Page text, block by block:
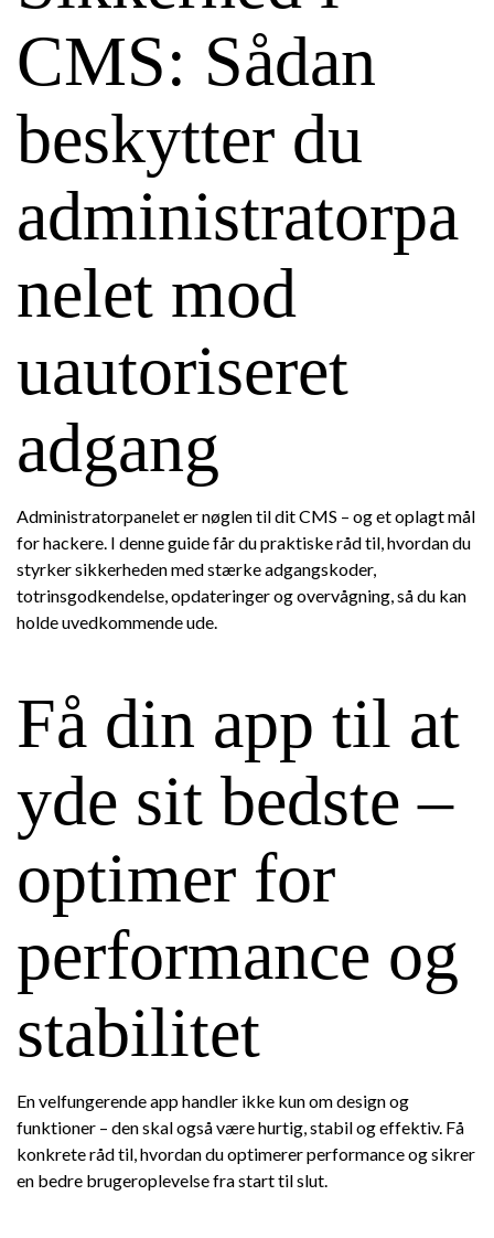
CMS: Sådan
beskytter du
administratorpa
nelet mod
uautoriseret
adgang
Administratorpanelet er nøglen til dit CMS – og et oplagt mål
for hackere. I denne guide får du praktiske råd til, hvordan du
styrker sikkerheden med stærke adgangskoder,
totrinsgodkendelse, opdateringer og overvågning, så du kan
holde uvedkommende ude.
Få din app til at
yde sit bedste –
optimer for
performance og
stabilitet
En velfungerende app handler ikke kun om design og
funktioner – den skal også være hurtig, stabil og effektiv. Få
konkrete råd til, hvordan du optimerer performance og sikrer
en bedre brugeroplevelse fra start til slut.